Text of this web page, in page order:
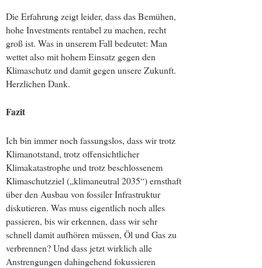
Die Erfahrung zeigt leider, dass das Bemühen,
hohe Investments rentabel zu machen, recht
groß ist. Was in unserem Fall bedeutet: Man
wettet also mit hohem Einsatz gegen den
Klimaschutz und damit gegen unsere Zukunft.
Herzlichen Dank.
Fazit
Ich bin immer noch fassungslos, dass wir trotz
Klimanotstand, trotz offensichtlicher
Klimakatastrophe und trotz beschlossenem
Klimaschutzziel („klimaneutral 2035“) ernsthaft
über den Ausbau von fossiler Infrastruktur
diskutieren. Was muss eigentlich noch alles
passieren, bis wir erkennen, dass wir sehr
schnell damit aufhören müssen, Öl und Gas zu
verbrennen? Und dass jetzt wirklich alle
Anstrengungen dahingehend fokussieren